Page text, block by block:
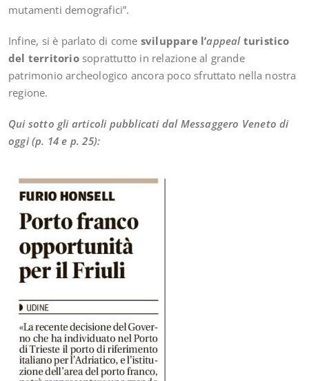
mutamenti demografici”.
Infine, si è parlato di come sviluppare l’appeal turistico
del territoriosoprattutto in relazione al grande
patrimonio archeologico ancora poco sfruttato nella nostra
regione.
Qui sotto gli articoli pubblicati dal Messaggero Veneto di
oggi (p. 14 e p. 25):